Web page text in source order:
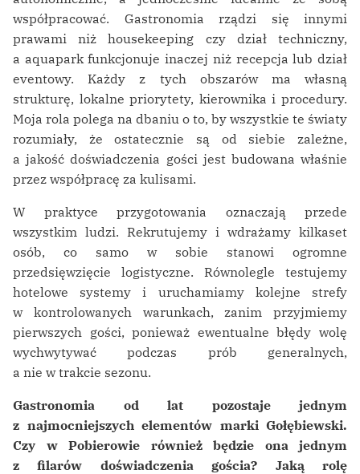
współpracować. Gastronomia rządzi się innymi
prawami niż housekeeping czy dział techniczny,
a aquapark funkcjonuje inaczej niż recepcja lub dział
eventowy. Każdy z tych obszarów ma własną
strukturę, lokalne priorytety, kierownika i procedury.
Moja rola polega na dbaniu o to, by wszystkie te światy
rozumiały, że ostatecznie są od siebie zależne,
a jakość doświadczenia gości jest budowana właśnie
przez współpracę za kulisami.
W praktyce przygotowania oznaczają przede
wszystkim ludzi. Rekrutujemy i wdrażamy kilkaset
osób, co samo w sobie stanowi ogromne
przedsięwzięcie logistyczne. Równolegle testujemy
hotelowe systemy i uruchamiamy kolejne strefy
w kontrolowanych warunkach, zanim przyjmiemy
pierwszych gości, ponieważ ewentualne błędy wolę
wychwytywać podczas prób generalnych,
a nie w trakcie sezonu.
Gastronomia od lat pozostaje jednym
z najmocniejszych elementów marki Gołębiewski.
Czy w Pobierowie również będzie ona jednym
z filarów doświadczenia gościa? Jaką rolę